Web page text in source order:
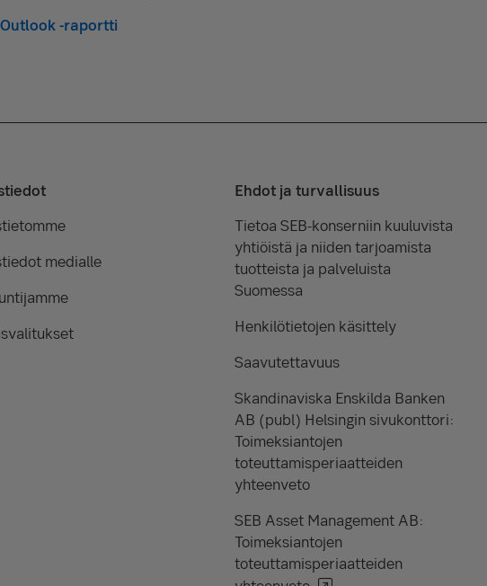
-raportti
medialle
Ehdot ja turvallisuus
Tietoa SEB-konserniin kuuluvista
yhtiöistä ja niiden tarjoamista
tuotteista ja palveluista
Suomessa
Henkilötietojen käsittely
Saavutettavuus
Skandinaviska Enskilda Banken
AB (publ) Helsingin sivukonttori:
Toimeksiantojen
toteuttamisperiaatteiden
yhteenveto
SEB Asset Management AB:
Toimeksiantojen
toteuttamisperiaatteiden